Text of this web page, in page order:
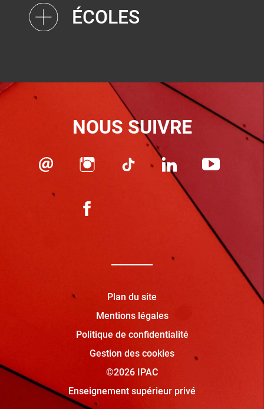
ÉCOLES
NOUS SUIVRE
Plan du site
Mentions légales
Politique de confidentialité
Gestion des cookies
©2026 IPAC
Enseignement supérieur privé